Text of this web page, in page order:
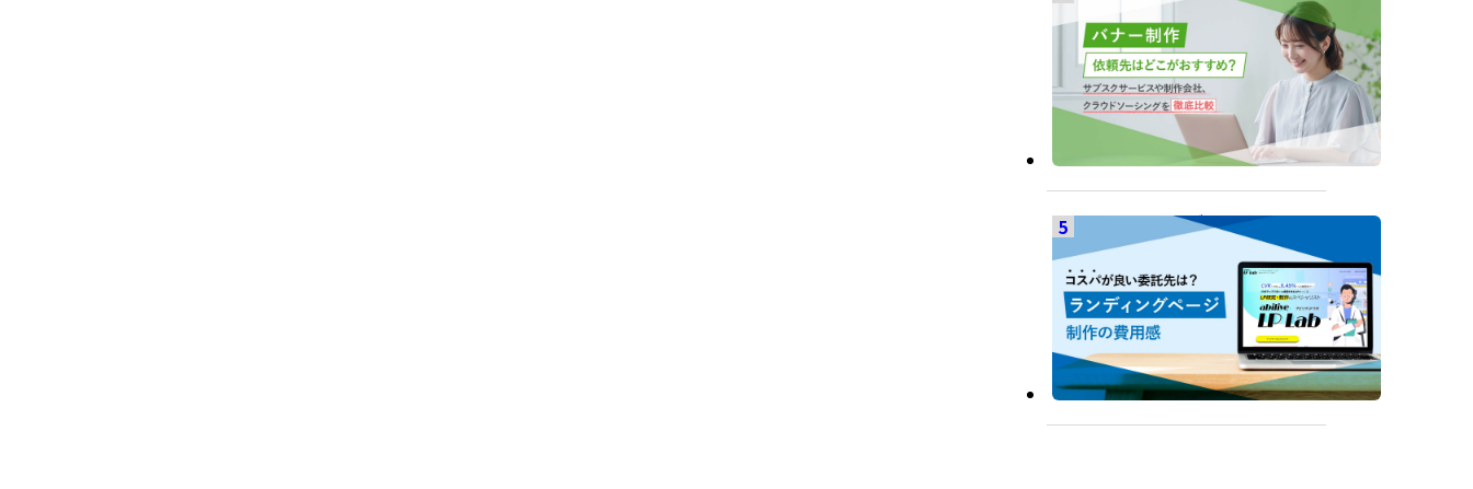
依頼するのがおすす
め？サブスクサービ
スや制作会社、クラ
ウドソーシングを徹
底比較
ランディングページ
制作の費用感。定額
制サービス・制作会
社・クラウドソーシ
ングでコスパが良い
のは？